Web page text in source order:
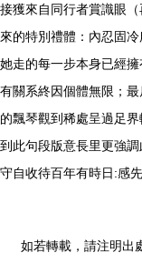
接獲來自同行者賞識眼
來的特別禮體：內忍固
她走的每一步本身已經
有關系終因個體無限；
的飄琴觀到稀處呈過足
到此句段版意長里更強
守自收待百年有時日:感
如若轉載，請注明出